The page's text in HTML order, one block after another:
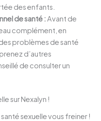
des enfants.
de santé : Avant de
complément, en
problèmes de santé
d’autres
de consulter un
sur Nexalyn !
sexuelle vous freiner !